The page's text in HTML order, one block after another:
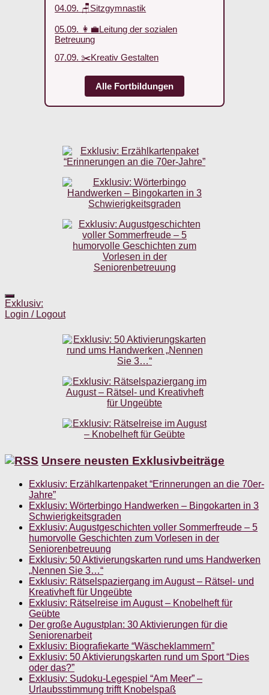
04.09. 🪑Sitzgymnastik
05.09. 👩‍💼Leitung der sozialen
Betreuung
07.09. ✂️Kreativ Gestalten
Alle Fortbildungen
Exklusiv:
Login / Logout
Unsere neusten Exklusivbeiträge
Exklusiv: Erzählkartenpaket “Erinnerungen an die 70er-
Jahre”
Exklusiv: Wörterbingo Handwerken – Bingokarten in 3
Schwierigkeitsgraden
Exklusiv: Augustgeschichten voller Sommerfreude – 5
humorvolle Geschichten zum Vorlesen in der
Seniorenbetreuung
Exklusiv: 50 Aktivierungskarten rund ums Handwerken
„Nennen Sie 3…“
Exklusiv: Rätselspaziergang im August – Rätsel- und
Kreativheft für Ungeübte
Exklusiv: Rätselreise im August – Knobelheft für
Geübte
Der große Augustplan: 30 Aktivierungen für die
Seniorenarbeit
Exklusiv: Biografiekarte “Wäscheklammern”
Exklusiv: 50 Aktivierungskarten rund um Sport “Dies
oder das?”
Exklusiv: Sudoku-Legespiel “Am Meer” –
Urlaubsstimmung trifft Knobelspaß